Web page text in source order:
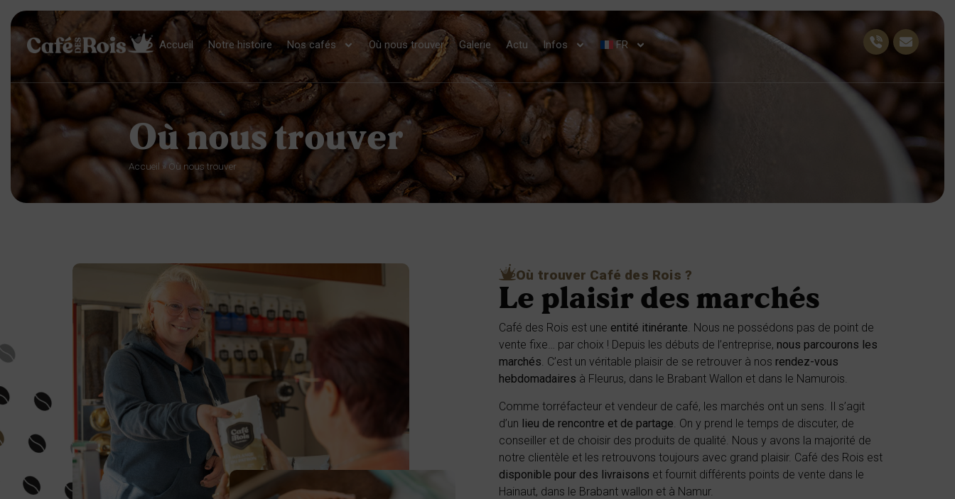
Accueil Notre histoire Nos cafés Où nous trouver Galerie Actu Infos FR
Où nous trouver
Accueil »Où nous trouver
Où trouver Café des Rois ?
Le plaisir des marchés
Café des Rois est une entité itinérante. Nous ne possédons pas de point de
vente fixe… par choix ! Depuis les débuts de l’entreprise, nous parcourons les
marchés. C’est un véritable plaisir de se retrouver à nos rendez-vous
hebdomadaires à Fleurus, dans le Brabant Wallon et dans le Namurois.
Comme torréfacteur et vendeur de café, les marchés ont un sens. Il s’agit
d’un lieu de rencontre et de partage . On y prend le temps de discuter, de
conseiller et de choisir des produits de qualité. Nous y avons la majorité de
notre clientèle et les retrouvons toujours avec grand plaisir. Café des Rois est
disponible pour des livraisons et fournit différents points de vente dans le
Hainaut, dans le Brabant wallon et à Namur.